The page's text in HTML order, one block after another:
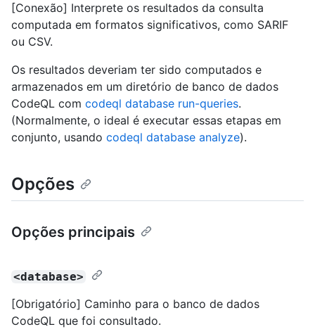
[Conexão] Interprete os resultados da consulta
computada em formatos significativos, como SARIF
ou CSV.
Os resultados deveriam ter sido computados e
armazenados em um diretório de banco de dados
CodeQL com codeql database run-queries.
(Normalmente, o ideal é executar essas etapas em
conjunto, usando codeql database analyze).
Opções
Opções principais
<database>
[Obrigatório] Caminho para o banco de dados
CodeQL que foi consultado.